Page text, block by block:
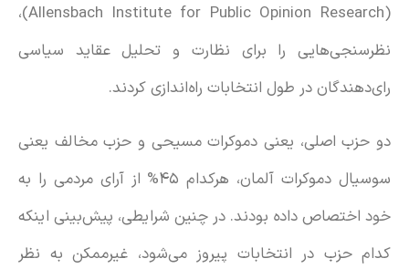
(Allensbach Institute for Public Opinion Research)،
نظرسنجی‌هایی را برای نظارت و تحلیل عقاید سیاسی
رای‌دهندگان در طول انتخابات راه‌اندازی کردند.
دو حزب اصلی، یعنی دموکرات مسیحی و حزب مخالف یعنی
سوسیال دموکرات آلمان، هرکدام ۴۵% از آرای مردمی را به
خود اختصاص داده بودند. در چنین شرایطی، پیش‌بینی اینکه
کدام حزب در انتخابات پیروز می‌شود، غیرممکن به نظر